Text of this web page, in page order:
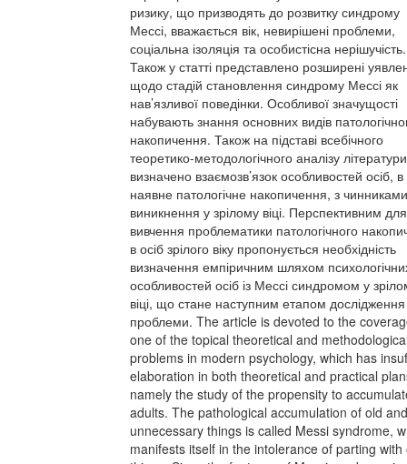
ризику, що призводять до розвитку синдрому
Мессі, вважається вік, невирішені проблеми,
соціальна ізоляція та особистісна нерішучість.
Також у статті представлено розширені
щодо стадій становлення синдрому Мессі як
нав’язливої поведінки. Особливої значущості
набувають знання основних видів
накопичення. Також на підставі всебічного
теоретико-методологічного аналізу літератури
визначено взаємозв’язок особливостей осіб,
наявне патологічне накопичення, з
виникнення у зрілому віці. Перспективним для
вивчення проблематики патологічного
в осіб зрілого віку пропонується необхідність
визначення емпіричним шляхом
особливостей осіб із Мессі синдромом у
віці, що стане наступним етапом дослідження
проблеми. The article is devoted to the
one of the topical theoretical and
problems in modern psychology, which has
elaboration in both theoretical and practical
namely the study of the propensity to
adults. The pathological accumulation of old and
unnecessary things is called Messi syndrome,
manifests itself in the intolerance of parting with